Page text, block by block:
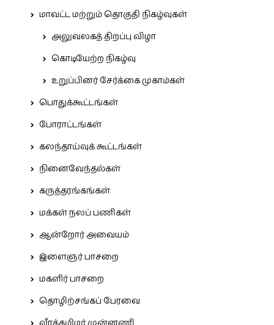
மாவட்ட மற்றும் தொகுதி நிகழ்வுகள்
அலுவலகத் திறப்பு விழா
கொடியேற்ற நிகழ்வு
உறுப்பினர் சேர்க்கை முகாம்கள்
பொதுக்கூட்டங்கள்
போராட்டங்கள்
கலந்தாய்வுக் கூட்டங்கள்
நினைவேந்தல்கள்
கருத்தரங்கங்கள்
மக்கள் நலப் பணிகள்
ஆன்றோர் அவையம்
இளைஞர் பாசறை
மகளிர் பாசறை
தொழிற்சங்கப் பேரவை